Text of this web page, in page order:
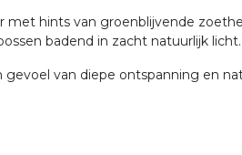
hints van groenblijvende
badend in zacht natuurlijk licht.
van diepe ontspanning en